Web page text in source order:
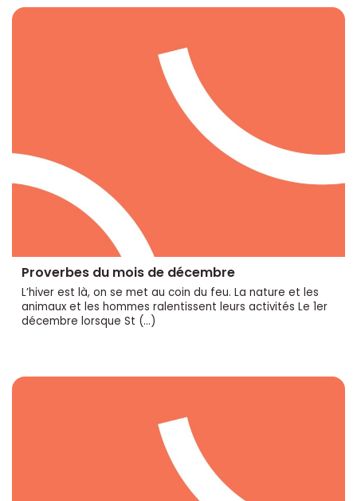
Proverbes du mois de décembre
L’hiver est là, on se met au coin du feu. La nature et les
animaux et les hommes ralentissent leurs activités Le 1er
décembre lorsque St (…)